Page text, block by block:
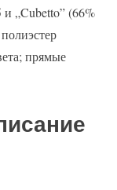
„Cubetto” (66%
прямые